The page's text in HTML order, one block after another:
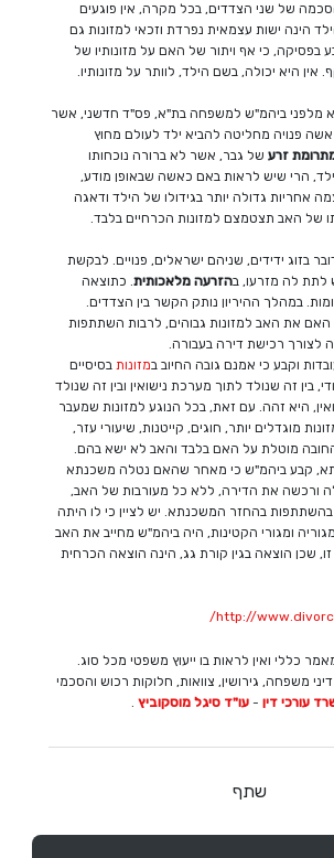
של שני הצדדים, בכל מקרה, אין פוגעים
הינה ישות עצמאית נפרדת וזכאי למזונות גם
בפסיקה, כי אף ויתור של האם על מזונותיו של
אין היא יכולה, בשם הילד, לוותר על מזונותיו.
מלפני ביהמ"ש למשפחה בת"א, פס"ד חדשני, אשר
אשה פנויה מחליטה להביא ילד לעולם מחוץ
זרע של גבר, אשר לא ברורה נוכחותו
הרי שיש לראות באם כאשה שבאופן מודע,
אחריות גדולה יותר בגידולו של הילד ודאגה
של האב תצטמצם למזונות הכרחיים בלבד.
בזוג ידידים, שניהם ישראלים, פנויים. לבקשת
לה מזרעו, בהזרעה מלאכותית. כתוצאה
במהלך ההיריון נותק הקשר בין הצדדים.
את האב למזונות גבוהים, לרבות השתתפות
רכישת דירה בעבורה.
וקבע כי אמנם גובה החיוב במזונות בסיסיים
בין זה שנולד לתוך מערכת נישואין ובין זה שנולד
היא זהה. עם זאת, בכל הנוגע למזונות שמעבר
מוגדלים יותר, חוגים, קייטנות, שיעורי עזר,
מוטלת על האם בלבד והאב לא ישא בהם.
קבע ביהמ"ש כי מאחר שהאם נטלה משכנתא
ורכשה את הדירה, ללא כל מעורבות של האב,
בהשתתפות בהחזר המשכנתא. יש לציין כי לו היתה
ומגורי הקטינות, היה ביהמ"ש מחייב את האב
שכן הוצאה בגין קורת גג, הינה הוצאה הכרחית
http://
כללי ואין לראות בו ייעוץ משפטי מכל סוג.
דיני משפחה, גירושין, צוואות, חלוקות רכוש והסכמי
עורכי דין - עו"ד סיגל מוסקוביץ .
שתף